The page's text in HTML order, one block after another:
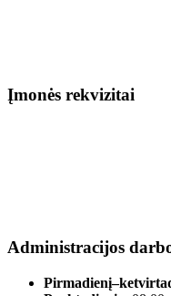
Įmonės rekvizitai
Administracijos